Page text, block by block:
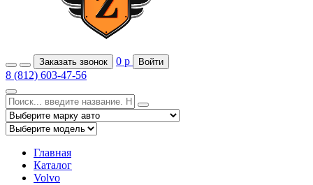
Заказать звонок 0 р Войти
8 (812) 603-47-56
Главная
Каталог
Volvo